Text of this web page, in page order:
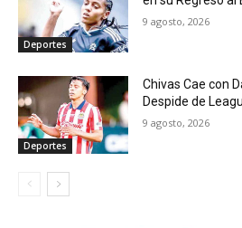
Deportes
9 agosto, 2026
Deportes
Chivas Cae con
Despide de
9 agosto, 2026